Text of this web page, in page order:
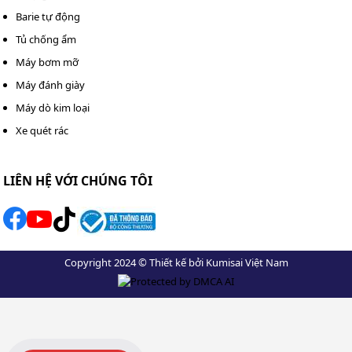
Kết nối ống xả nước: Gắn đầu ống xả vào cửa xả, xuôi
đầu ống xuống dưới, không để gập, tắc ống.
Barie tự động
Tủ chống ẩm
Máy bơm mỡ
Máy đánh giày
Máy dò kim loại
Xe quét rác
LIÊN HỆ VỚI CHÚNG TÔI
Copyright 2024 © Thiết kế bởi Kumisai Việt Nam